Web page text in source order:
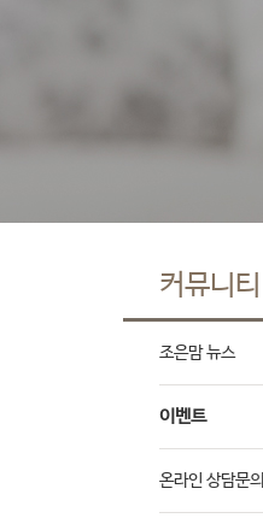
커뮤니티
조은맘 뉴스
이벤트
온라인 상담문의